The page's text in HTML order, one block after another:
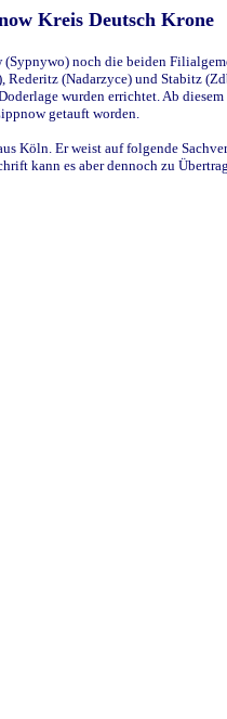
Kreis Deutsch Krone
noch die beiden
(Nadarzyce) und Stabitz
wurden errichtet. Ab
getauft worden.
Köln. Er weist auf folgende
kann es aber dennoch zu